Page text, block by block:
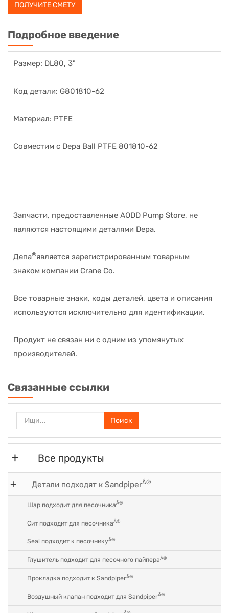
ПОЛУЧИТЕ СМЕТУ
Подробное введение
Размер: DL80, 3"
Код детали: G801810-62
Материал: PTFE
Совместим с Depa Ball PTFE 801810-62
Запчасти, предоставленные AODD Pump Store, не
являются настоящими деталями Depa.
Депа®является зарегистрированным товарным
знаком компании Crane Co.
Все товарные знаки, коды деталей, цвета и описания
используются исключительно для идентификации.
Продукт не связан ни с одним из упомянутых
производителей.
Связанные ссылки
Поиск
Все продукты
Детали подходят к SandpiperÂ®
Шар подходит для песочникаÂ®
Сит подходит для песочникаÂ®
Seal подходит к песочникуÂ®
Глушитель подходит для песочного пайпераÂ®
Прокладка подходит к SandpiperÂ®
Воздушный клапан подходит для SandpiperÂ®